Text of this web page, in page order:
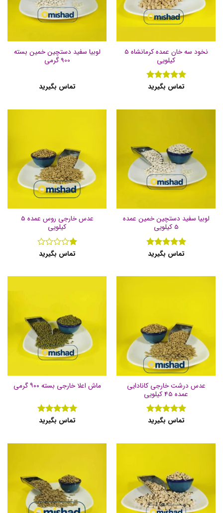
نخود سه خان عمده کرمانشاه 5
کیلویی
نمره 5از
تماس بگیرید
لوبیا سفید دستچین خمین بسته
900 گرمی
تماس بگیرید
لوبیا سفید دستچین خمین عمده
5 کیلویی
نمره 5از
تماس بگیرید
عدس خارجی روس عمده 5
کیلویی
نمره
5
تماس بگیرید
عدس درشت خارجی کانادایی
عمده 45 کیلویی
نمره 5از
تماس بگیرید
ماش اعلا خارجی بسته ۹۰۰ گرمی
نمره 5از
تماس بگیرید